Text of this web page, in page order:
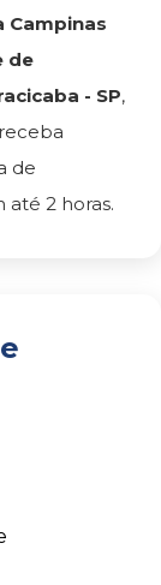
Campinas
de
- SP,
de
até 2 horas.